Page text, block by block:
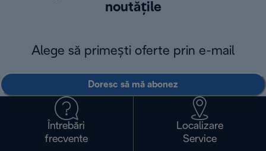
noutățile
Alege să primești oferte prin e-mail
Doresc să mă abonez
Întrebări
frecvente
Localizare
Service